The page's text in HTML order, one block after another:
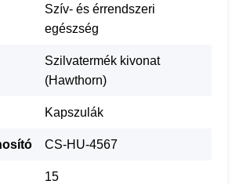
Szív- és érrendszeri
egészség
Szilvatermék kivonat
(Hawthorn)
Kapszulák
CS-HU-4567
15